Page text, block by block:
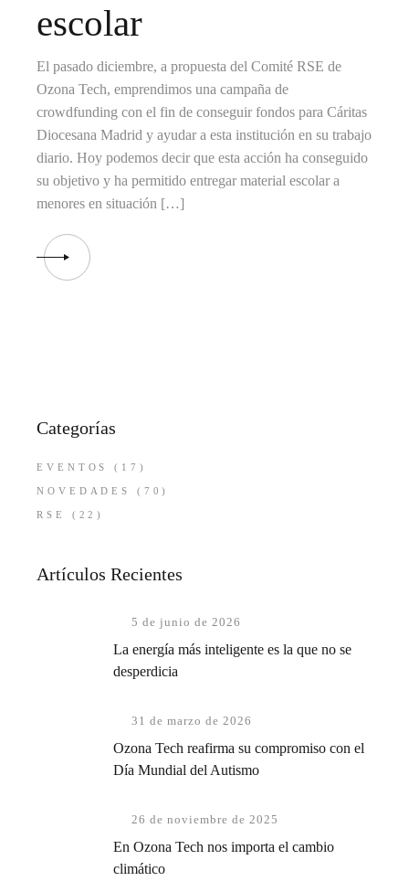
escolar
El pasado diciembre, a propuesta del Comité RSE de
Ozona Tech, emprendimos una campaña de
crowdfunding con el fin de conseguir fondos para Cáritas
Diocesana Madrid y ayudar a esta institución en su trabajo
diario. Hoy podemos decir que esta acción ha conseguido
su objetivo y ha permitido entregar material escolar a
menores en situación […]
Categorías
EVENTOS (17)
NOVEDADES (70)
RSE (22)
Artículos Recientes
5 de junio de 2026
La energía más inteligente es la que no se
desperdicia
31 de marzo de 2026
Ozona Tech reafirma su compromiso con el
Día Mundial del Autismo
26 de noviembre de 2025
En Ozona Tech nos importa el cambio
climático